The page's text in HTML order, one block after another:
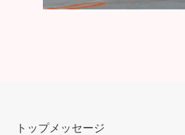
トップメッセージ